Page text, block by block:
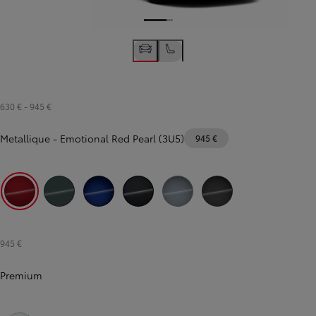
630 € -945 €
Metallique - Emotional Red Pearl (3U5) 945 €
Emotional Red Pearl (3U5)
945 €
Premium